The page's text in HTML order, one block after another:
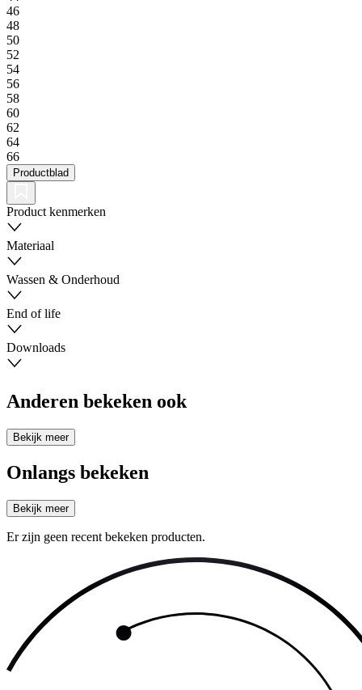
46
48
50
52
54
56
58
60
62
64
66
Productblad
Product kenmerken
Materiaal
Wassen & Onderhoud
End of life
Downloads
Anderen bekeken ook
Bekijk meer
Onlangs bekeken
Bekijk meer
Er zijn geen recent bekeken producten.